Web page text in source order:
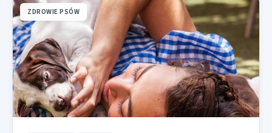
ZDROWIE PSÓW